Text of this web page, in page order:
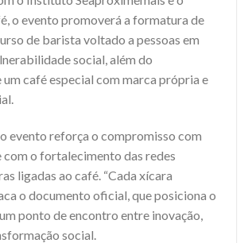
o evento promoverá a formatura de
de barista voltado a pessoas em
social, além do
um café especial com marca própria e
evento reforça o compromisso com
com o fortalecimento das redes
ligadas ao café. “Cada xícara
o documento oficial, que posiciona o
ponto de encontro entre inovação,
social.